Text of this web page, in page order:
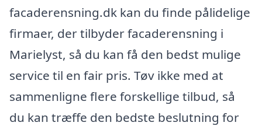
facaderensning.dk kan du finde pålidelige
firmaer, der tilbyder facaderensning i
Marielyst, så du kan få den bedst mulige
service til en fair pris. Tøv ikke med at
sammenligne flere forskellige tilbud, så
du kan træffe den bedste beslutning for